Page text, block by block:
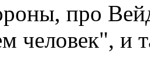
про
человек", и